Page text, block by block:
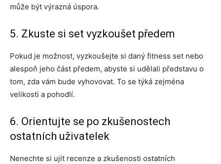
může být výrazná úspora.
5. Zkuste si set vyzkoušet předem
Pokud je možnost, vyzkoušejte si daný fitness set nebo
alespoň jeho část předem, abyste si udělali představu o
tom, zda vám bude vyhovovat. To se týká zejména
velikosti a pohodlí.
6. Orientujte se po zkušenostech
ostatních uživatelek
Nenechte si ujít recenze a zkušenosti ostatních